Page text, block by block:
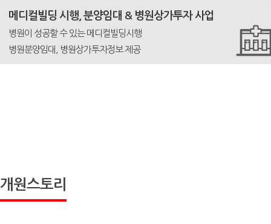
메디컬빌딩 시행, 분양임대 & 병원상가투자 사업
병원이 성공할 수 있는 메디컬빌딩시행
병원분양임대, 병원상가투자정보 제공
개원스토리